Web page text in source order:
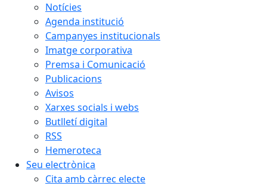
Notícies
Agenda institució
Campanyes institucionals
Imatge corporativa
Premsa i Comunicació
Publicacions
Avisos
Xarxes socials i webs
Butlletí digital
RSS
Hemeroteca
Seu electrònica
Cita amb càrrec electe